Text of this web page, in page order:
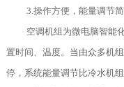
3.操作方便，能量调节
空调机组为微电脑智能
置时间、温度。当由众多机
停，系统能量调节比冷水机